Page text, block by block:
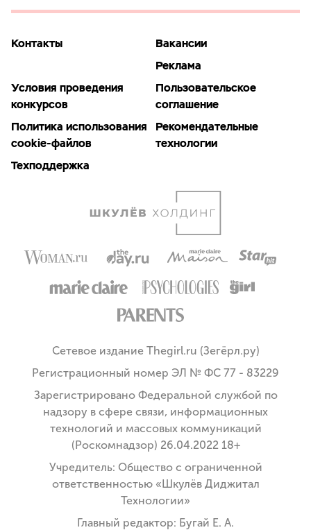
Контакты
Вакансии
Реклама
Условия проведения
конкурсов
Пользовательское
соглашение
Политика использования
cookie-файлов
Рекомендательные
технологии
Техподдержка
Сетевое издание Thegirl.ru (Зегёрл.ру)
Регистрационный номер ЭЛ № ФС 77 - 83229
Зарегистрировано Федеральной службой по
надзору в сфере связи, информационных
технологий и массовых коммуникаций
(Роскомнадзор) 26.04.2022 18+
Учредитель: Общество с ограниченной
ответственностью «Шкулёв Диджитал
Технологии»
Главный редактор: Бугай Е. А.